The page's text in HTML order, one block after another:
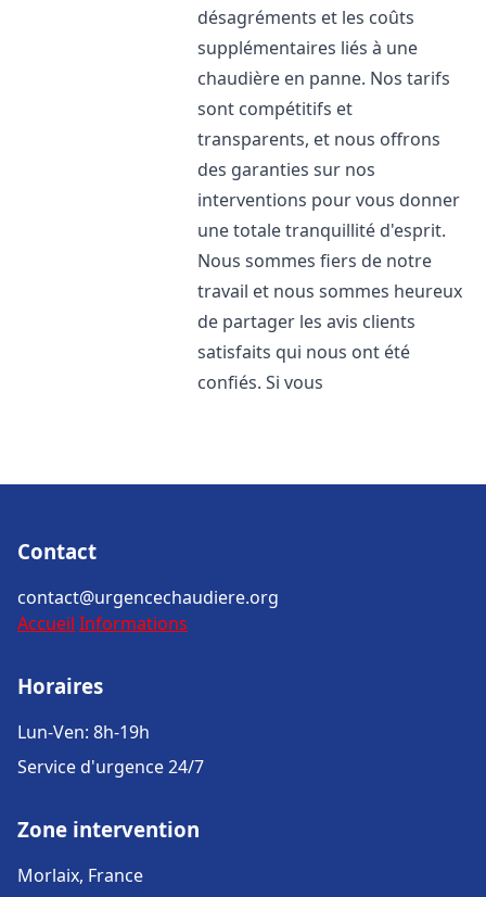
désagréments et les coûts
supplémentaires liés à une
chaudière en panne. Nos tarifs
sont compétitifs et
transparents, et nous offrons
des garanties sur nos
interventions pour vous donner
une totale tranquillité d'esprit.
Nous sommes fiers de notre
travail et nous sommes heureux
de partager les avis clients
satisfaits qui nous ont été
confiés. Si vous
Contact
contact@urgencechaudiere.org
Accueil Informations
Horaires
Lun-Ven: 8h-19h
Service d'urgence 24/7
Zone intervention
Morlaix, France